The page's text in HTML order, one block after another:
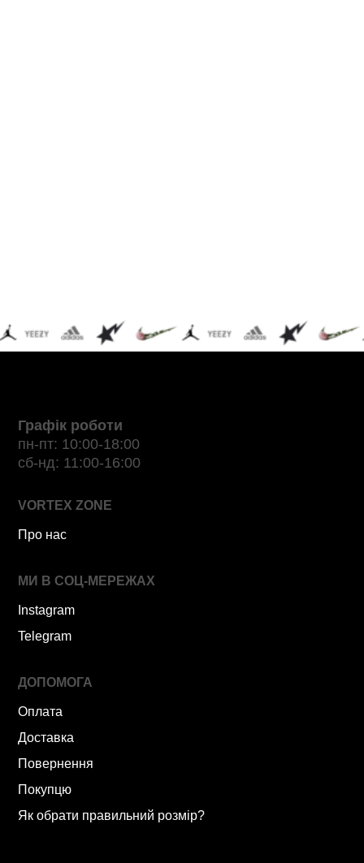
Графік роботи
пн-пт: 10:00-18:00
сб-нд: 11:00-16:00
VORTEX ZONE
Про нас
МИ В СОЦ-МЕРЕЖАХ
Instagram
Telegram
ДОПОМОГА
Оплата
Доставка
Повернення
Покупцю
Як обрати правильний розмір?